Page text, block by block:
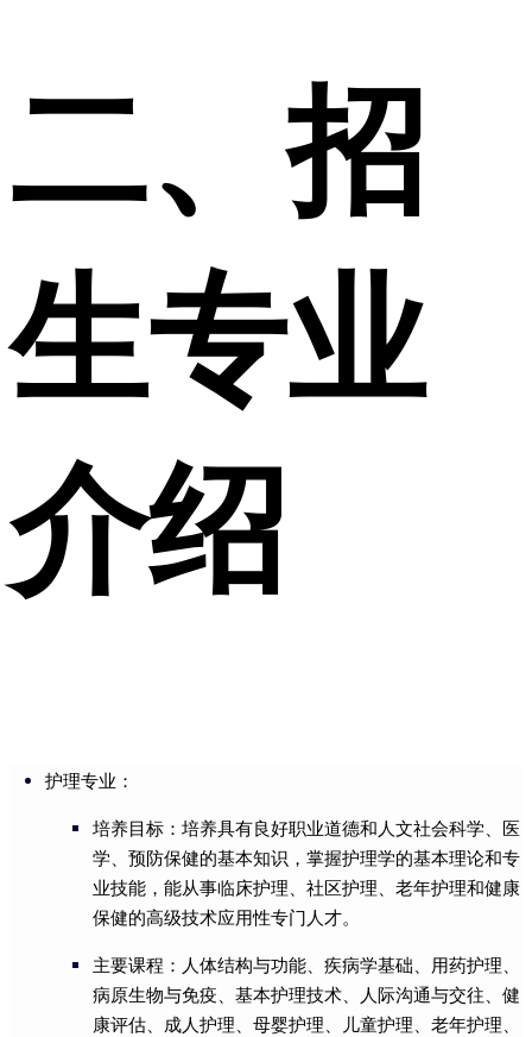
二、招
生专业
介绍
护理专业：
培养目标：培养具有良好职业道德和人文社会科学、医
学、预防保健的基本知识，掌握护理学的基本理论和专
业技能，能从事临床护理、社区护理、老年护理和健康
保健的高级技术应用性专门人才。
主要课程：人体结构与功能、疾病学基础、用药护理、
病原生物与免疫、基本护理技术、人际沟通与交往、健
康评估、成人护理、母婴护理、儿童护理、老年护理、